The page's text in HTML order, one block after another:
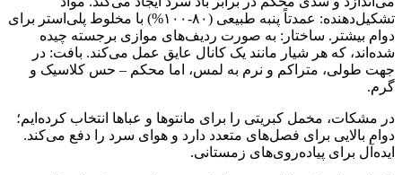
تشکیل‌دهنده: عمدتاً پنبه طبیعی (۸۰-۱۰۰%) با مخلوط پلی‌استر برای
دوام بیشتر. ساختار: به صورت ردیف‌های موازی برجسته چیده
شده‌اند، که هر شیار مانند یک کانال عایق عمل می‌کند. بافت: در
جهت طولی، متراکم و نرم به لمس، اما محکم – حس کلاسیک و
گرم.
در مشکات، مخمل کبریتی را برای مانتوها و عباها انتخاب کرده‌ایم؛
دوام بالایی برای فصل‌های متعدد دارد و هوای سرد را دفع می‌کند.
ایده‌آل برای پیاده‌روی‌های زمستانی.